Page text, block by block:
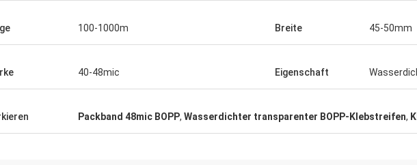
100-1000m Breite 45-50mm
40-48mic Eigenschaft
Packband 48mic BOPP, Wasserdichter transparenter BOPP-Klebstreifen,